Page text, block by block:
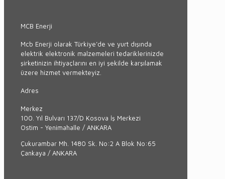
MCB Enerji
Mcb Enerji olarak Türkiye’de ve yurt dışında
elektrik elektronik malzemeleri tedariklerinizde
şirketinizin ihtiyaçlarını en iyi şekilde karşılamak
üzere hizmet vermekteyiz.
Adres
Merkez
100. Yıl Bulvarı 137/D Kosova İş Merkezi
Ostim - Yenimahalle / ANKARA
Çukurambar Mh. 1480 Sk. No:2 A Blok No:65
Çankaya / ANKARA